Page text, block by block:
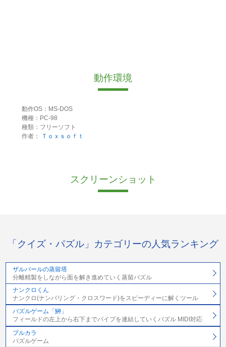
動作環境
動作OS：MS-DOS
機種：PC-98
種類：フリーソフト
作者：
Ｔｏｘｓｏｆｔ
スクリーンショット
「クイズ・パズル」カテゴリーの人気ランキング
ザルバールの蒸留塔
分離精製をしながら面を解き進めていく蒸留パズル
ナンクロくん
ナンクロ(ナンバリング・クロスワード)をスピーディーに解くツール
パズルゲーム「鰰」
フィールドの左上から右下までパイプを連結していくパズル MIDI対応
プルカラ
パズルゲーム